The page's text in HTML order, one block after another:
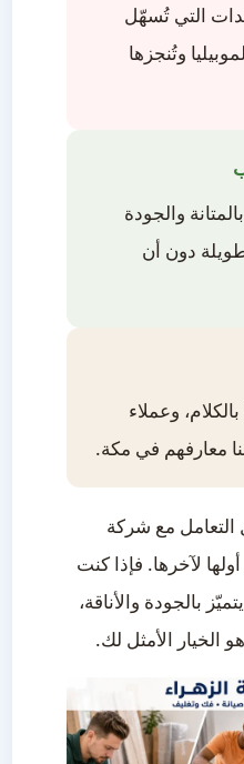
التي تُسهّل
وتُنجزها
والجودة
دون أن
وعملاء
معارفهم في مكة.
التعامل مع شركة
لآخرها. فإذا كنت
بالجودة والأناقة،
الخيار الأمثل لك.